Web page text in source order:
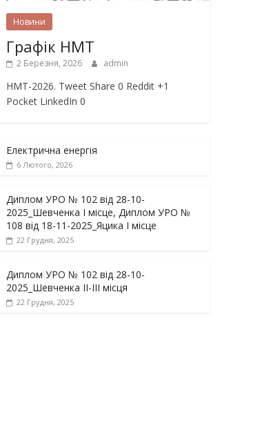
Новини
Графік НМТ
2 Березня, 2026 admin
НМТ-2026. Tweet Share 0 Reddit +1
Pocket LinkedIn 0
Електрична енергія
6 Лютого, 2026
Диплом УРО № 102 від 28-10-
2025_Шевченка І місце, Диплом УРО №
108 від 18-11-2025_Яцика І місце
22 Грудня, 2025
Диплом УРО № 102 від 28-10-
2025_Шевченка ІІ-ІІІ місця
22 Грудня, 2025